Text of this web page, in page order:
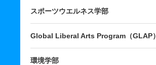
スポーツウエルネス学部
Global Liberal Arts Program（GLAP）
環境学部